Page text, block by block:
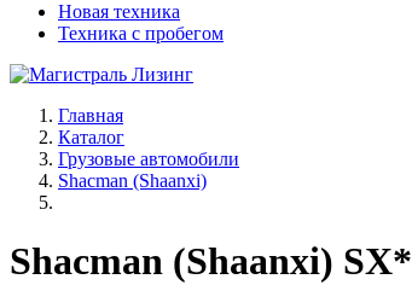
Новая техника
Техника с пробегом
Главная
Каталог
Грузовые автомобили
Shacman (Shaanxi)
Shacman (Shaanxi)